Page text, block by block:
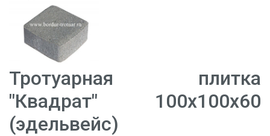
Тротуарная плитка
"Квадрат" 100х100х60
(эдельвейс)